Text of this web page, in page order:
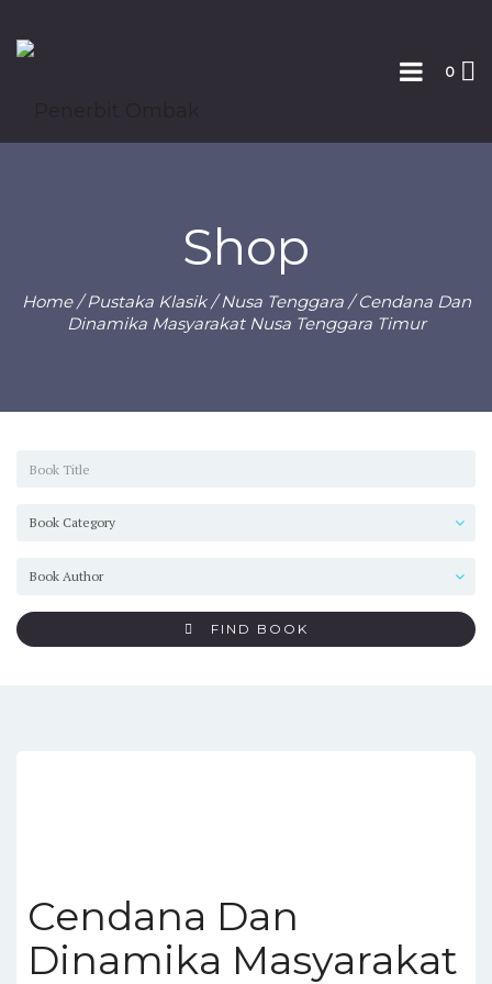
0
Shop
Home/Pustaka Klasik/Nusa Tenggara/ Cendana Dan
Dinamika Masyarakat Nusa Tenggara Timur
FIND BOOK
Cendana Dan
Dinamika Masyarakat